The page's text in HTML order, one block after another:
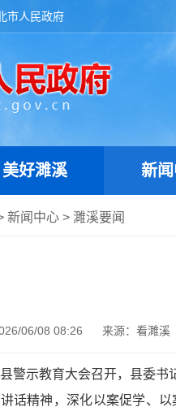
市人民政府
美好濉溪 新
新闻中心 > 濉溪要闻
06/08 08:26 来源：看濉溪
警示教育大会召开，县委
话精神，深化以案促学、